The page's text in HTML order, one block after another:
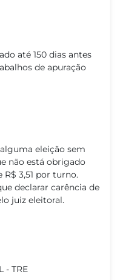
até 150 dias antes
de apuração
eleição sem
não está obrigado
3,51 por turno.
declarar carência de
juiz eleitoral.
- TRE